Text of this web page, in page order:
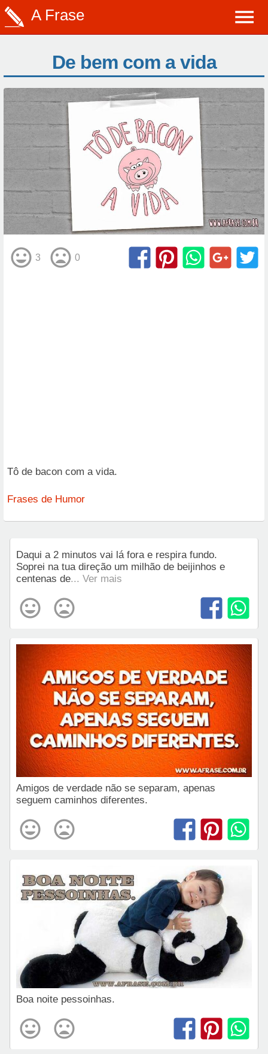
A Frase
De bem com a vida
3 0
Tô de bacon com a vida.
Frases de Humor
Daqui a 2 minutos vai lá fora e respira fundo.
Soprei na tua direção um milhão de beijinhos e
centenas de... Ver mais
Amigos de verdade não se separam, apenas
seguem caminhos diferentes.
Boa noite pessoinhas.